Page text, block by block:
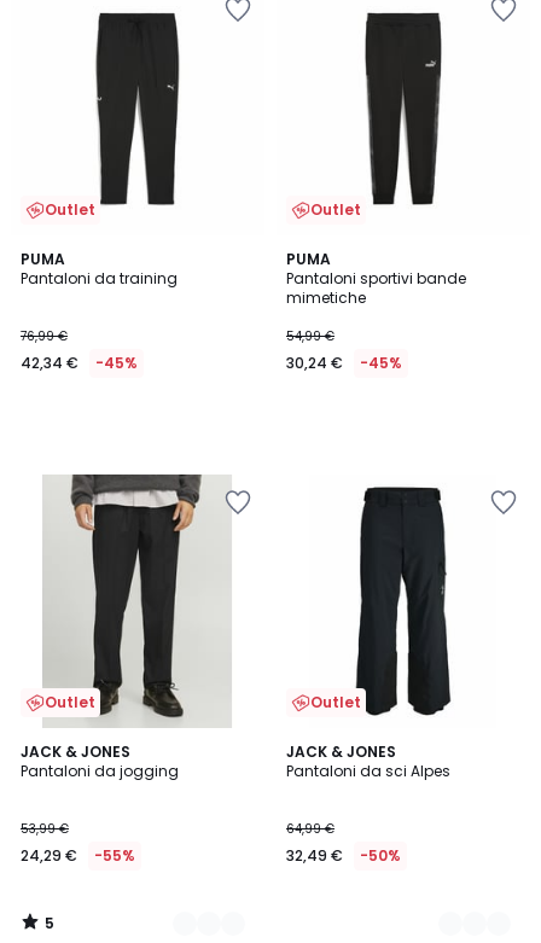
Outlet
PUMA
Pantaloni da training
76,99 €
42,34 € -45%
Outlet
PUMA
Pantaloni sportivi bande
mimetiche
54,99 €
30,24 € -45%
Outlet
JACK & JONES
Pantaloni da jogging
53,99 €
24,29 € -55%
5
/
2
Colori
5
/
Outlet
JACK & JONES
Pantaloni da sci Alpes
64,99 €
32,49 € -50%
3
Colori